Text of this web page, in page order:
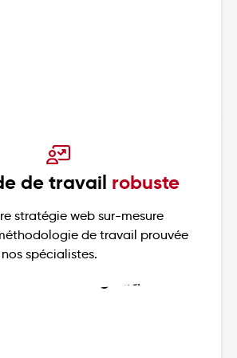
de travail robuste
stratégie web sur-mesure
de travail prouvée
spécialistes.